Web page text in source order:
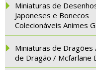
Miniaturas de
Japoneses e Bonecos
Colecionáveis Animes
Miniaturas de Dragões
de Dragão / Mcfarlane